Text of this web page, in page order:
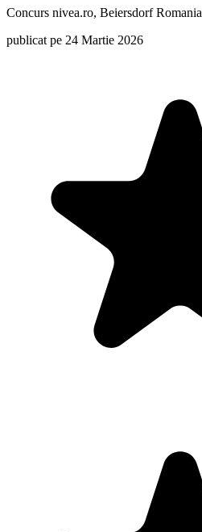
Concurs nivea.ro, Beiersdorf Romania
publicat pe 24 Martie 2026